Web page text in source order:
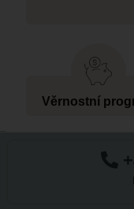
Věrnostní